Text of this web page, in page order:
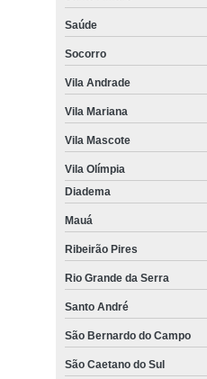
Saúde
Socorro
Vila Andrade
Vila Mariana
Vila Mascote
Vila Olímpia
Diadema
Mauá
Ribeirão Pires
Rio Grande da Serra
Santo André
São Bernardo do Campo
São Caetano do Sul